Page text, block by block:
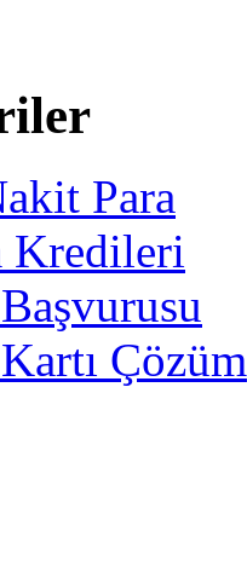
Para
Kredileri
Çözüm